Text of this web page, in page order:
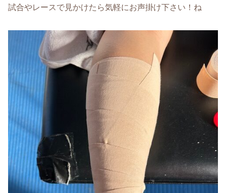
試合やレースで見かけたら気軽にお声掛け下さい！ね